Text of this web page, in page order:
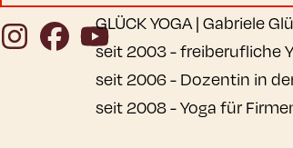
InstagramFacebookYouTube
GLÜCK YOGA | Gabriele
seit 2003 - freiberufliche
seit 2006 - Dozentin in
seit 2008 - Yoga für